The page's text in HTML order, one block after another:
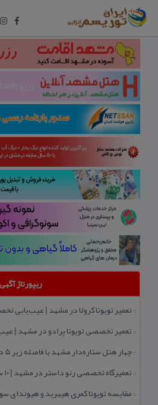
ریپورتاژ آگهی
:: تعمیر تویوتا كرولا در مشهد | عیب‌یابی
:: تعمیر تخصصی تویوتا پرادو در مشهد |
::چهار هتل‌ ستاره‌دار مشهد با فاصله زیر 5 دقیقه تا حرم
:: تعمیرگاه تخصصی رنو داستر در مشهد | ۱۰ سال تجربه و امداد خودرو
:: مقایسه تویوتا كمری هیبرید و هیوندای